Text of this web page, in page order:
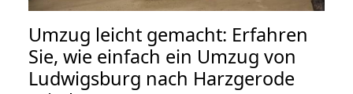
Umzug leicht gemacht: Erfahren
Sie, wie einfach ein Umzug von
Ludwigsburg nach Harzgerode